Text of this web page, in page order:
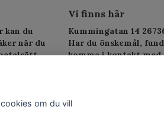
kan du
när du
Vi finns här
Kummingatan 14
Har du önskemål,
komma i kontakt med
om du vill